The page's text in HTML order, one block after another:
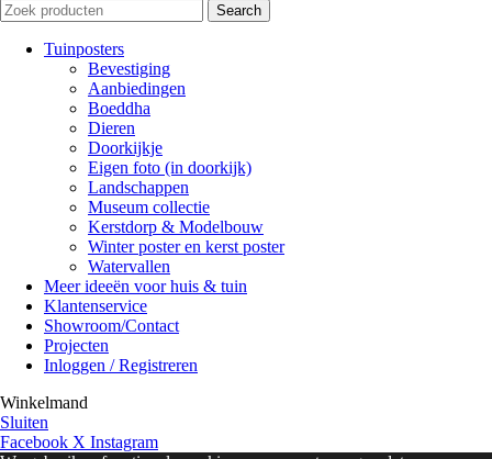
Search
Tuinposters
Bevestiging
Aanbiedingen
Boeddha
Dieren
Doorkijkje
Eigen foto (in doorkijk)
Landschappen
Museum collectie
Kerstdorp & Modelbouw
Winter poster en kerst poster
Watervallen
Meer ideeën voor huis & tuin
Klantenservice
Showroom/Contact
Projecten
Inloggen / Registreren
Winkelmand
Sluiten
Facebook X Instagram